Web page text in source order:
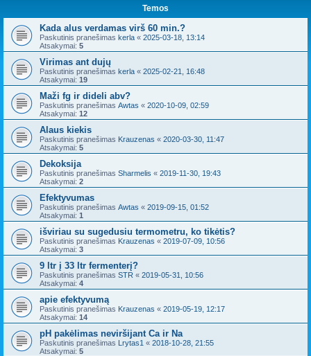
Temos
Kada alus verdamas virš 60 min.?
Paskutinis pranešimas kerla « 2025-03-18, 13:14
Atsakymai: 5
Virimas ant dujų
Paskutinis pranešimas kerla « 2025-02-21, 16:48
Atsakymai: 19
Maži fg ir dideli abv?
Paskutinis pranešimas Awtas « 2020-10-09, 02:59
Atsakymai: 12
Alaus kiekis
Paskutinis pranešimas Krauzenas « 2020-03-30, 11:47
Atsakymai: 5
Dekoksija
Paskutinis pranešimas Sharmelis « 2019-11-30, 19:43
Atsakymai: 2
Efektyvumas
Paskutinis pranešimas Awtas « 2019-09-15, 01:52
Atsakymai: 1
išviriau su sugedusiu termometru, ko tikėtis?
Paskutinis pranešimas Krauzenas « 2019-07-09, 10:56
Atsakymai: 3
9 ltr į 33 ltr fermenterį?
Paskutinis pranešimas STR « 2019-05-31, 10:56
Atsakymai: 4
apie efektyvumą
Paskutinis pranešimas Krauzenas « 2019-05-19, 12:17
Atsakymai: 14
pH pakėlimas neviršijant Ca ir Na
Paskutinis pranešimas Lrytas1 « 2018-10-28, 21:55
Atsakymai: 5